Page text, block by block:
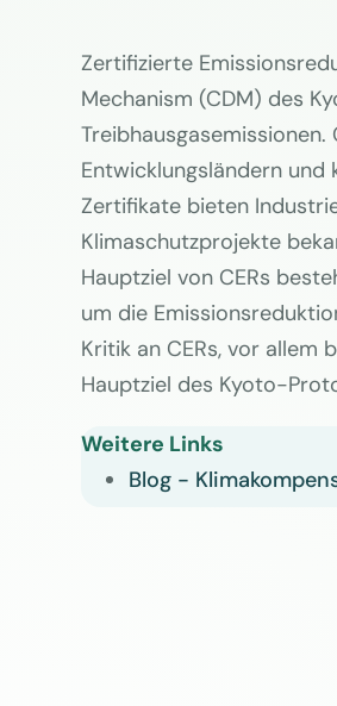
Zertifizierte
Mechanism (CDM) des
Entwicklungsländern und
Zertifikate bieten
Klimaschutzprojekte
Hauptziel von CERs
um die
Kritik an CERs, vor allem
Hauptziel des Kyoto-
Weitere Links
Blog -